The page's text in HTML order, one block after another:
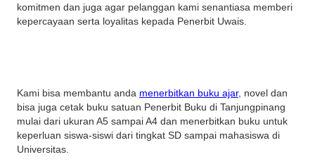
komitmen dan juga agar pelanggan kami senantiasa memberi
kepercayaan serta loyalitas kepada Penerbit Uwais.
Kami bisa membantu anda menerbitkan buku ajar, novel dan
bisa juga cetak buku satuan Penerbit Buku di Tanjungpinang
mulai dari ukuran A5 sampai A4 dan menerbitkan buku untuk
keperluan siswa-siswi dari tingkat SD sampai mahasiswa di
Universitas.